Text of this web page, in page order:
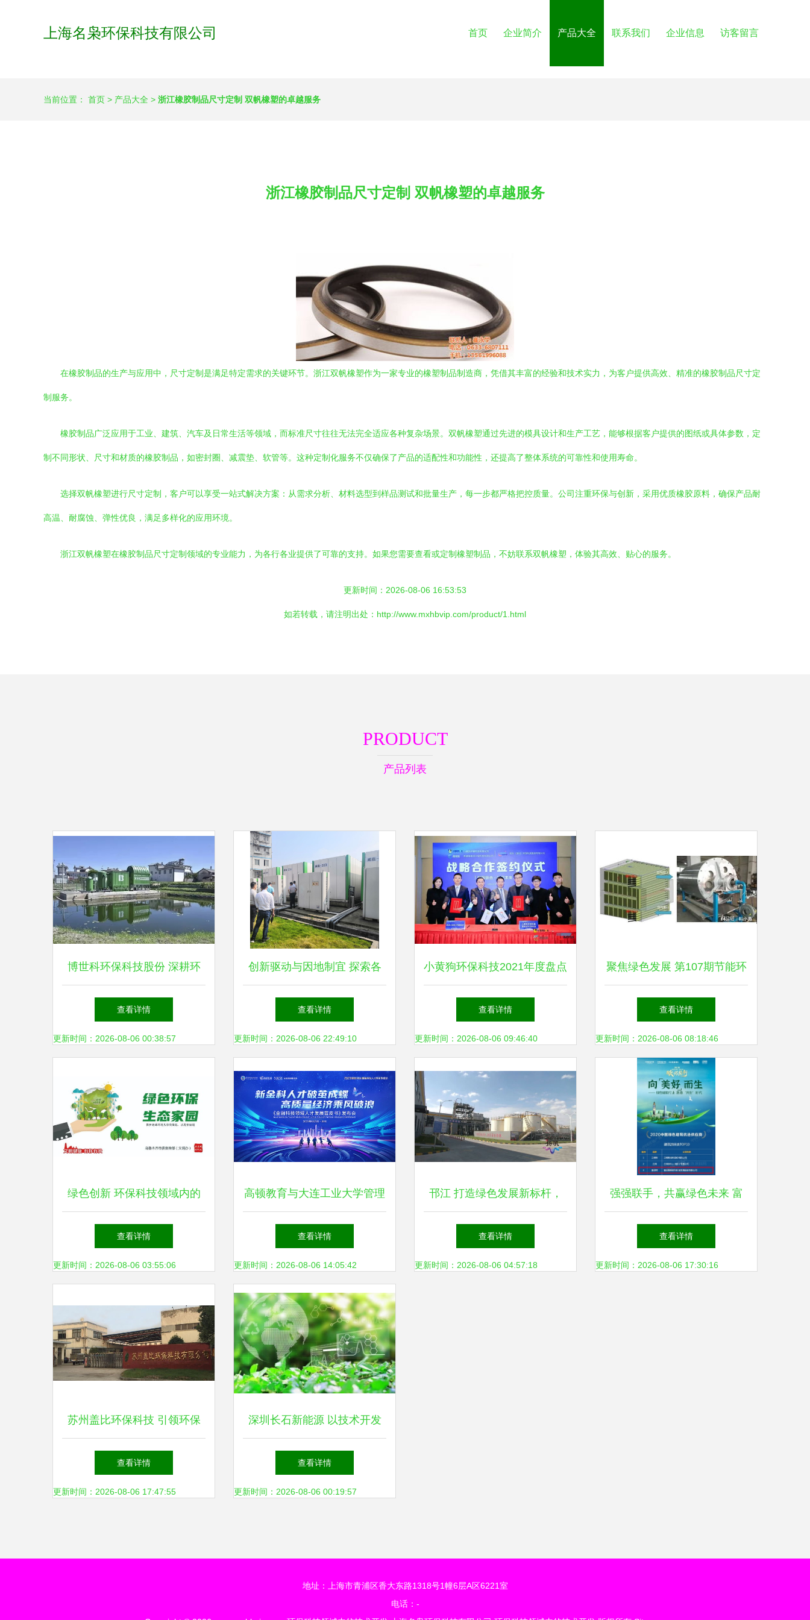
上海名枭环保科技有限公司 首页 企业简介 产品大全 联系我们 企业信息 访客留言
当前位置： 首页 > 产品大全 > 浙江橡胶制品尺寸定制 双帆橡塑的卓越服务
浙江橡胶制品尺寸定制 双帆橡塑的卓越服务
在橡胶制品的生产与应用中，尺寸定制是满足特定需求的关键环节。浙江双帆橡塑作为一家专业的橡塑制品制造商，凭借其丰富的经验和技术实力，为客户提供高效、精准的橡胶制品尺寸定
制服务。
橡胶制品广泛应用于工业、建筑、汽车及日常生活等领域，而标准尺寸往往无法完全适应各种复杂场景。双帆橡塑通过先进的模具设计和生产工艺，能够根据客户提供的图纸或具体参数，定
制不同形状、尺寸和材质的橡胶制品，如密封圈、减震垫、软管等。这种定制化服务不仅确保了产品的适配性和功能性，还提高了整体系统的可靠性和使用寿命。
选择双帆橡塑进行尺寸定制，客户可以享受一站式解决方案：从需求分析、材料选型到样品测试和批量生产，每一步都严格把控质量。公司注重环保与创新，采用优质橡胶原料，确保产品耐
高温、耐腐蚀、弹性优良，满足多样化的应用环境。
浙江双帆橡塑在橡胶制品尺寸定制领域的专业能力，为各行各业提供了可靠的支持。如果您需要查看或定制橡塑制品，不妨联系双帆橡塑，体验其高效、贴心的服务。
更新时间：2026-08-06 16:53:53
如若转载，请注明出处：http://www.mxhbvip.com/product/1.html
PRODUCT
产品列表
博世科环保科技股份 深耕环
保科技领域的技术开发先锋
查看详情
更新时间：2026-08-06 00:38:57
创新驱动与因地制宜 探索各
地优质生活污水处理技术与环
保科技发展路径
查看详情
更新时间：2026-08-06 22:49:10
小黄狗环保科技2021年度盘点
环保科技领域内的技术创新与
发展
查看详情
更新时间：2026-08-06 09:46:40
聚焦绿色发展 第107期节能环
保领域精选科技成果推荐
查看详情
更新时间：2026-08-06 08:18:46
绿色创新 环保科技领域内的
技术开发与未来展望
查看详情
更新时间：2026-08-06 03:55:06
高顿教育与大连工业大学管理
学院战略合作签约授牌仪式圆
满举行，共同聚焦环保科技领
域技术开发与人才培养
查看详情
更新时间：2026-08-06 14:05:42
邗江 打造绿色发展新标杆，
环保科技产业园一年“吃
掉”140万吨垃圾
查看详情
更新时间：2026-08-06 04:57:18
强强联手，共赢绿色未来 富
思特中标朗诗地产外墙涂料集
采，引领环保科技新篇章
查看详情
更新时间：2026-08-06 17:30:16
苏州盖比环保科技 引领环保
科技领域的技术开发创新
查看详情
更新时间：2026-08-06 17:47:55
深圳长石新能源 以技术开发
践行绿色发展，助力社会可持
续发展
查看详情
更新时间：2026-08-06 00:19:57
地址：上海市青浦区香大东路1318号1幢6层A区6221室
电话：-